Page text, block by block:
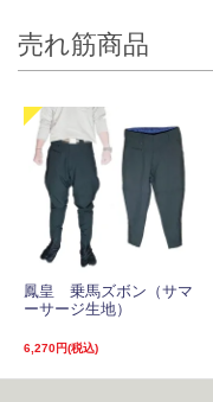
売れ筋商品
鳳皇 乗馬ズボン（サマ
ーサージ生地）
6,270円(税込)